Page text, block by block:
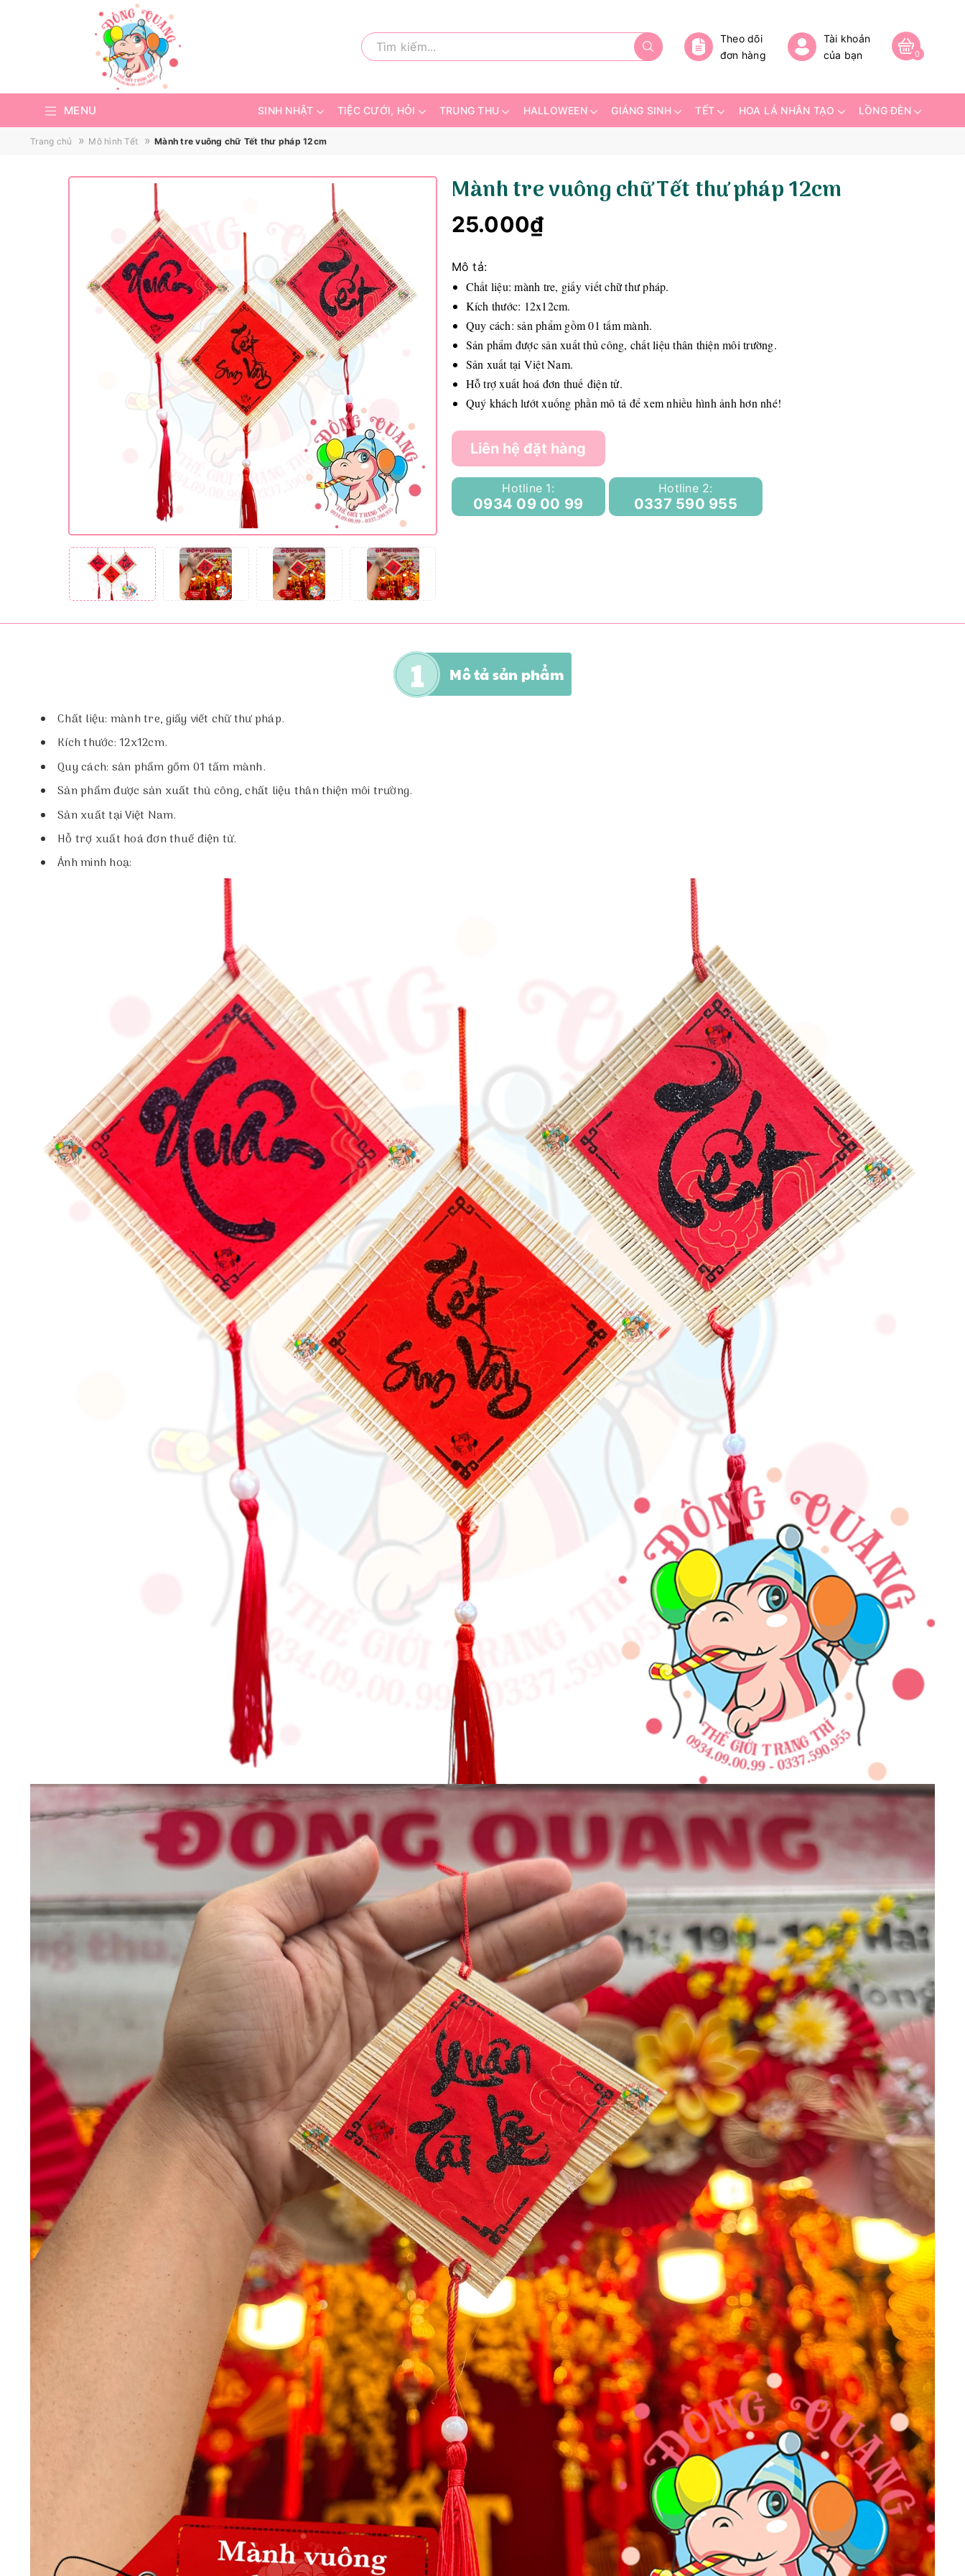
Theo dõi
đơn hàng
Tài khoản
của bạn
0
MENU SINH NHẬT TIỆC CƯỚI, HỎI TRUNG THU HALLOWEEN GIÁNG SINH TẾT HOA LÁ NHÂN TẠO LỒNG ĐÈN
Trang chủ » Mô hình Tết » Mành tre vuông chữ Tết thư pháp 12cm
Mành tre vuông chữ Tết thư pháp 12cm
25.000₫
Mô tả:
Chất liệu: mành tre, giấy viết chữ thư pháp.
Kích thước: 12x12cm.
Quy cách: sản phẩm gồm 01 tấm mành.
Sản phẩm được sản xuất thủ công, chất liệu thân thiện môi trường.
Sản xuất tại Việt Nam.
Hỗ trợ xuất hoá đơn thuế điện tử.
Quý khách lướt xuống phần mô tả để xem nhiều hình ảnh hơn nhé!
Liên hệ đặt hàng
Hotline 1:
0934 09 00 99
Hotline 2:
0337 590 955
Mô tả sản phẩm
Chất liệu: mành tre, giấy viết chữ thư pháp.
Kích thước: 12x12cm.
Quy cách: sản phẩm gồm 01 tấm mành.
Sản phẩm được sản xuất thủ công, chất liệu thân thiện môi trường.
Sản xuất tại Việt Nam.
Hỗ trợ xuất hoá đơn thuế điện tử.
Ảnh minh hoạ: